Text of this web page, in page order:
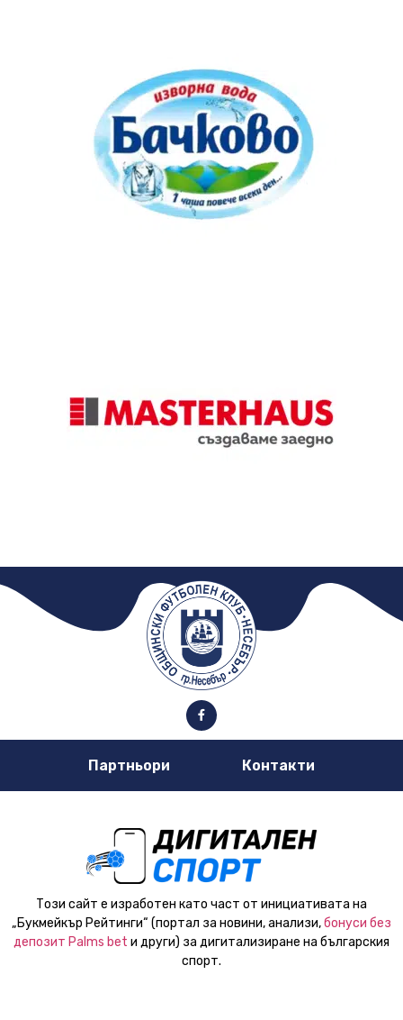
Партньори Контакти
Този сайт е изработен като част от инициативата на
„Букмейкър Рейтинги“ (портал за новини, анализи,бонуси без
депозит Palms bet и други) за дигитализиране на българския
спорт.